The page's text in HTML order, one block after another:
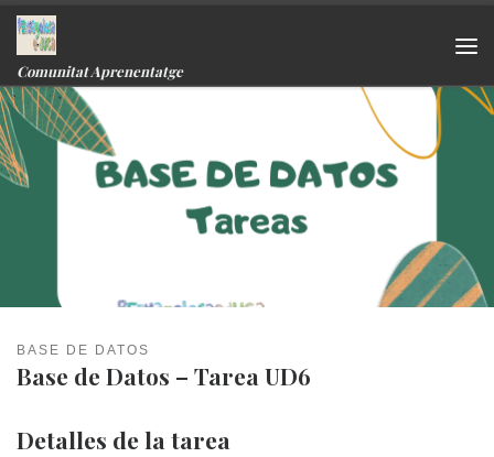
Skip to content
Comunitat Aprenentatge
BASE DE DATOS
Base de Datos – Tarea UD6
Detalles de la tarea